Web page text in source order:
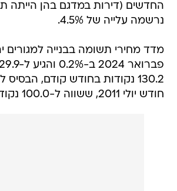
החדשים (דירות במדגם בהן הייתה
נרשמה עלייה של 4.5%.
מדד מחירי תשומה בבנייה למגורים
130.2 נקודות בחודש קודם,
חודש יולי 2011, ששווה ל-100.0 נקודות.